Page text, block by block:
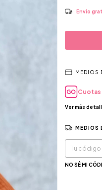
Envío
MEDIOS
Cuotas
Ver más
MEDIOS
Entregas para
NO SÉ MI